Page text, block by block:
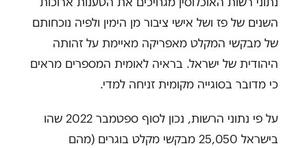
השנים של פז ושל אישי ציבור מן הימין ולפיה נוכחותם
של מבקשי המקלט מאפריקה מאיימת על זהותה
היהודית של ישראל. בראיה לאומית המספרים מראים
כי מדובר בסוגייה מקומית זניחה למדי.
על פי נתוני הרשות, נכון לסוף ספטמבר 2022 שהו
בישראל 25,050 מבקשי מקלט בוגרים (מהם